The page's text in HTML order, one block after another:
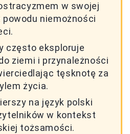
w swojej
powodu niemożności
często eksploruje
ziemi i przynależności
tęsknotę za
życia.
na język polski
w kontekst
tożsamości.